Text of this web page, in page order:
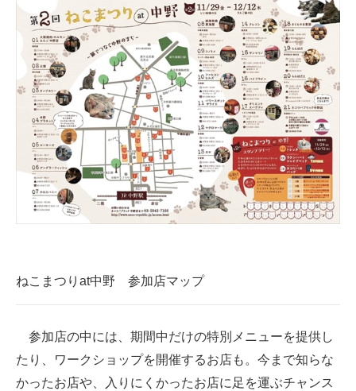
ねこまつりat中野 参加店マップ
参加店の中には、期間中だけの特別メニューを提供し
たり、ワークショップを開催するお店も。今まで知らな
かったお店や、入りにくかったお店に足を運ぶチャンス